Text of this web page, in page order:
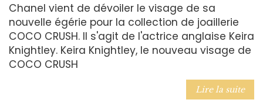
Chanel vient de dévoiler le visage de sa
nouvelle égérie pour la collection de joaillerie
COCO CRUSH. Il s'agit de l'actrice anglaise Keira
Knightley. Keira Knightley, le nouveau visage de
COCO CRUSH
Lire la suite